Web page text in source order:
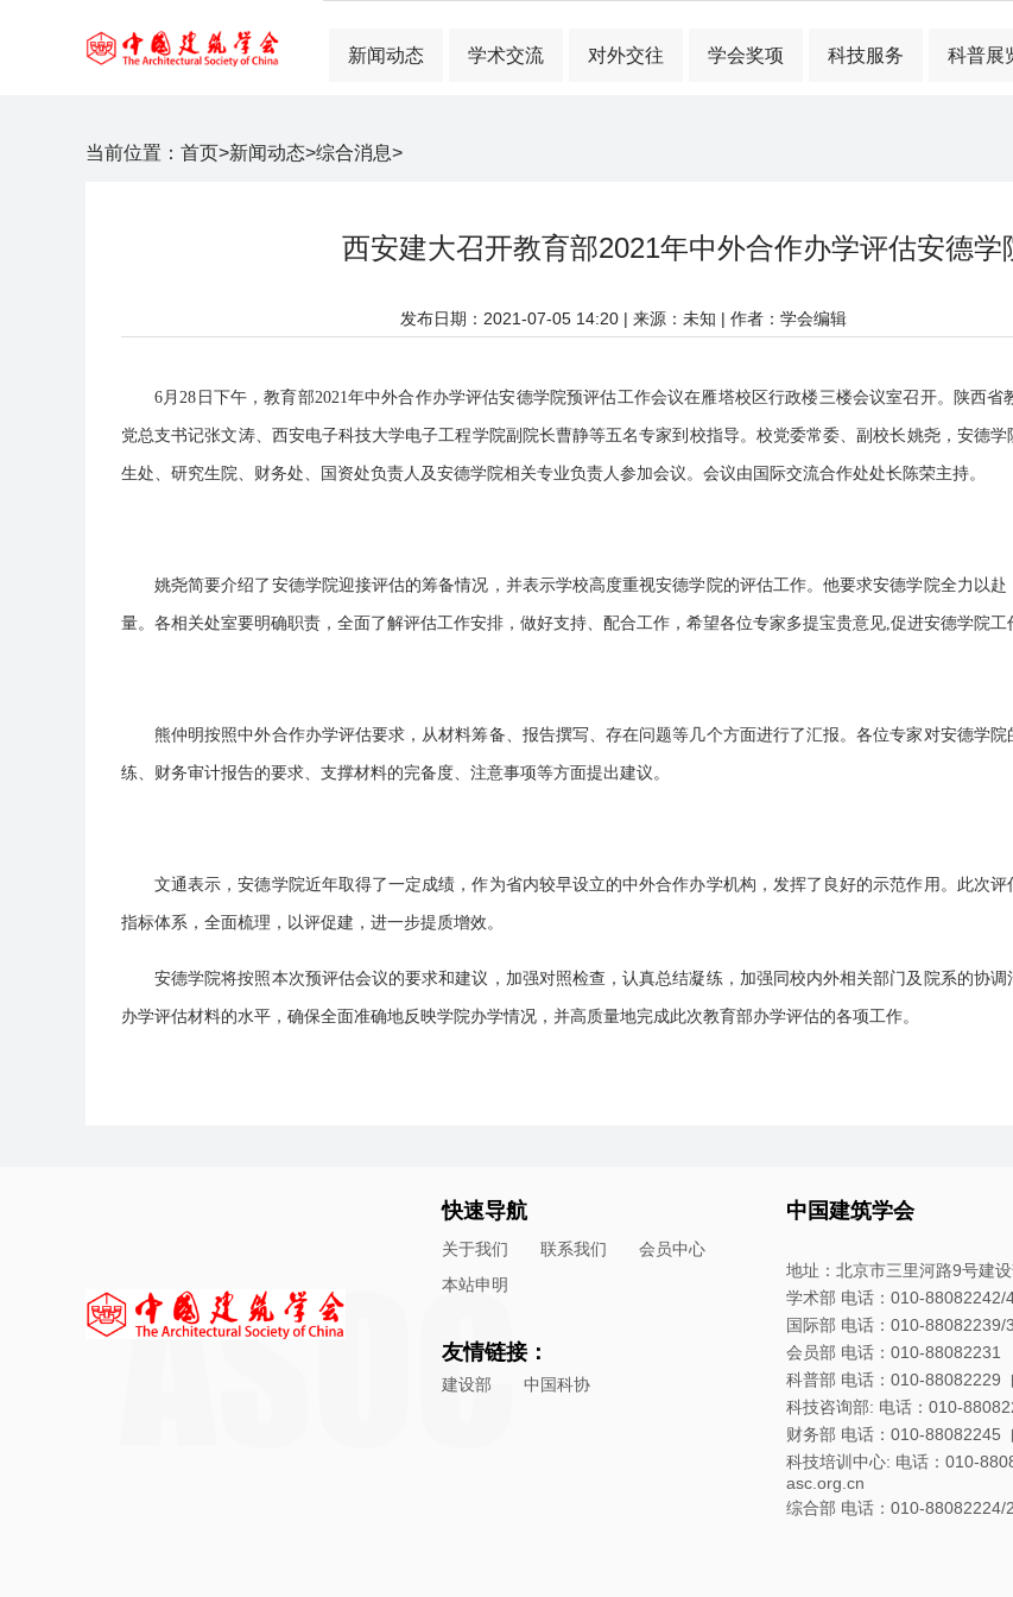
新闻动态 学术交流 对外交往 学会奖项 科技服务 科普展
当前位置： 首页>新闻动态>综合消息>
西安建大召开教育部2021年中外合作办学评估安德学
发布日期：2021-07-05 14:20 | 来源：未知 | 作者：学会编辑
6月28日下午，教育部2021年中外合作办学评估安德学院预评估工作会议在雁塔校区行政楼三楼会议室召开。陕西
党总支书记张文涛、西安电子科技大学电子工程学院副院长曹静等五名专家到校指导。校党委常委、副校长姚尧，安德
生处、研究生院、财务处、国资处负责人及安德学院相关专业负责人参加会议。会议由国际交流合作处处长陈荣主持。
姚尧简要介绍了安德学院迎接评估的筹备情况，并表示学校高度重视安德学院的评估工作。他要求安德学院全力以
量。各相关处室要明确职责，全面了解评估工作安排，做好支持、配合工作，希望各位专家多提宝贵意见,促进安德学院工
熊仲明按照中外合作办学评估要求，从材料筹备、报告撰写、存在问题等几个方面进行了汇报。各位专家对安德学
练、财务审计报告的要求、支撑材料的完备度、注意事项等方面提出建议。
文通表示，安德学院近年取得了一定成绩，作为省内较早设立的中外合作办学机构，发挥了良好的示范作用。此次
指标体系，全面梳理，以评促建，进一步提质增效。
安德学院将按照本次预评估会议的要求和建议，加强对照检查，认真总结凝练，加强同校内外相关部门及院系的协
办学评估材料的水平，确保全面准确地反映学院办学情况，并高质量地完成此次教育部办学评估的各项工作。
快速导航
关于我们 联系我们
会员中心
本站申明
友情链接：
建设部 中国科协
中国建筑学会
地址：北京市三里河路9号建
学术部 电话：010-
国际部 电话：010-
会员部 电话：010-
科普部 电话：010-88082229
科技咨询部: 电话：010-
财务部 电话：010-88082245
科技培训中心: 电话：010-
asc.org.cn
综合部 电话：010-